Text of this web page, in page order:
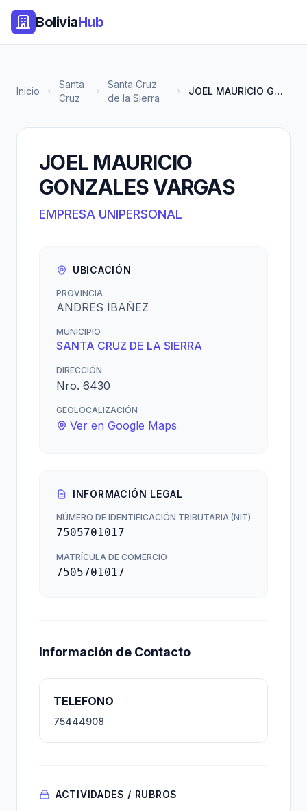
BoliviaHub
Inicio
Santa
Cruz
Santa Cruz
de la Sierra
JOEL MAURICIO GONZALES VARGAS
JOEL MAURICIO
GONZALES VARGAS
EMPRESA UNIPERSONAL
UBICACIÓN
PROVINCIA
ANDRES IBAÑEZ
MUNICIPIO
SANTA CRUZ DE LA SIERRA
DIRECCIÓN
Nro. 6430
GEOLOCALIZACIÓN
Ver en Google Maps
INFORMACIÓN LEGAL
NÚMERO DE IDENTIFICACIÓN TRIBUTARIA (NIT)
7505701017
MATRÍCULA DE COMERCIO
7505701017
Información de Contacto
TELEFONO
75444908
ACTIVIDADES / RUBROS